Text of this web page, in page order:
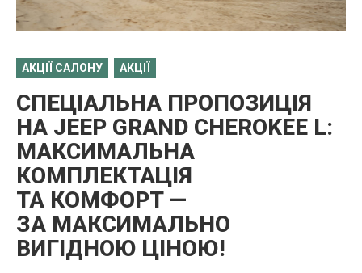
АКЦІЇ САЛОНУ АКЦІЇ
СПЕЦІАЛЬНА ПРОПОЗИЦІЯ
НА JEEP GRAND CHEROKEE L:
МАКСИМАЛЬНА
КОМПЛЕКТАЦІЯ
ТА КОМФОРТ —
ЗА МАКСИМАЛЬНО
ВИГІДНОЮ ЦІНОЮ!